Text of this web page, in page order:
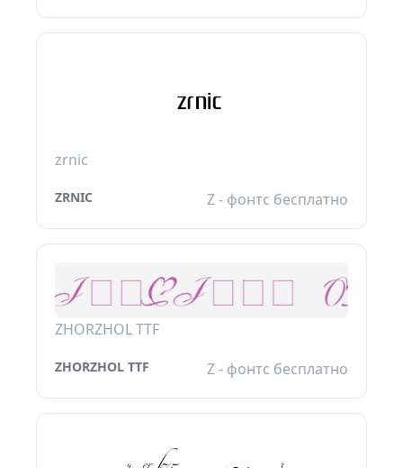
zrnic
ZRNIC Z - фонтс бесплатно
ZHORZHOL TTF
ZHORZHOL TTF Z - фонтс бесплатно